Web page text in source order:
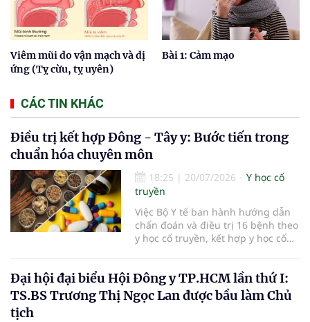
Viêm mũi do vận mạch và dị
ứng (Tỵ cừu, tỵ uyên)
Bài 1: Cảm mạo
CÁC TIN KHÁC
Điều trị kết hợp Đông - Tây y: Bước tiến trong
chuẩn hóa chuyên môn
18:25 | 20/07/2026
Y học cổ
truyền
Việc Bộ Y tế ban hành hướng dẫn
chẩn đoán và điều trị 16 bệnh theo
y học cổ truyền, kết hợp y học cổ
nhất cho các cơ sở khám, chữa
bệnh. Giá trị của tài liệu không chỉ
nằm ở việc mở rộng danh mục
Đại hội đại biểu Hội Đông y TP.HCM lần thứ I:
TS.BS Trương Thị Ngọc Lan được bầu làm Chủ
tịch